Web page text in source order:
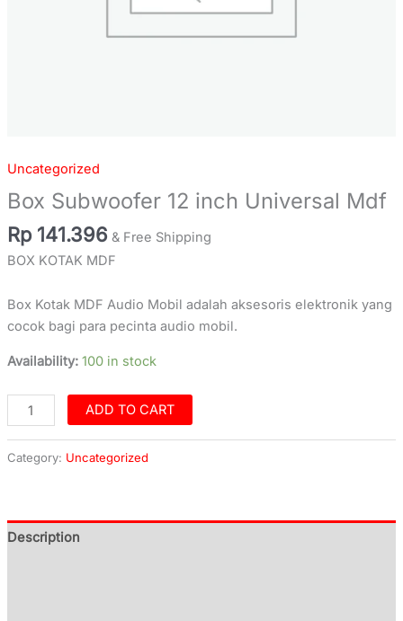
Uncategorized
Box Subwoofer 12 inch Universal Mdf
Rp 141.396 & Free Shipping
BOX KOTAK MDF
Box Kotak MDF Audio Mobil adalah aksesoris elektronik yang
cocok bagi para pecinta audio mobil.
Availability: 100 in stock
ADD TO CART
Category: Uncategorized
Description